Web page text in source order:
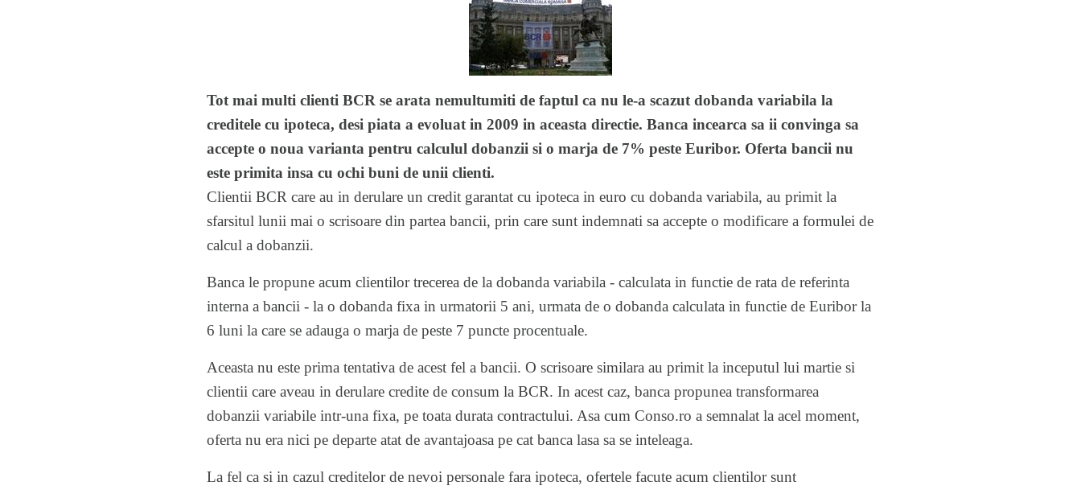
Tot mai multi clienti BCR se arata nemultumiti de faptul ca nu le-a scazut dobanda variabila la
creditele cu ipoteca, desi piata a evoluat in 2009 in aceasta directie. Banca incearca sa ii convinga sa
accepte o noua varianta pentru calculul dobanzii si o marja de 7% peste Euribor. Oferta bancii nu
este primita insa cu ochi buni de unii clienti.
Clientii BCR care au in derulare un credit garantat cu ipoteca in euro cu dobanda variabila, au primit la
sfarsitul lunii mai o scrisoaredin partea bancii, prin care sunt indemnati sa accepte o modificare a formulei de
calcul a dobanzii.
Banca le propune acum clientilor trecerea de la dobanda variabila - calculata in functie de rata de referinta
interna a bancii - la o dobanda fixa in urmatorii 5 ani, urmata de o dobanda calculata in functie de Euribor la
6 luni la care se adauga o marja de peste 7 puncte procentuale.
Aceasta nu este prima tentativa de acest fel a bancii. O scrisoare similara au primit la inceputul lui martie si
clientii care aveau in derulare credite de consum la BCR. In acest caz, banca propunea transformarea
dobanzii variabile intr-una fixa, pe toata durata contractului. Asa cum Conso.ro a semnalatla acel moment,
oferta nu era nici pe departe atat de avantajoasa pe cat banca lasa sa se inteleaga.
La fel ca si in cazul creditelor de nevoi personale fara ipoteca, ofertele facute acum clientilor sunt